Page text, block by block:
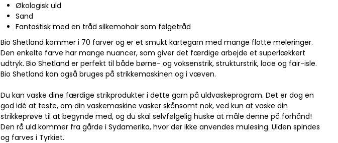
Økologisk uld
Sand
Fantastisk med en tråd silkemohair som følgetråd
Bio Shetland kommer i 70 farver og er et smukt kartegarn med mange flotte meleringer.
Den enkelte farve har mange nuancer, som giver det færdige arbejde et superlækkert
udtryk. Bio Shetland er perfekt til både børne- og voksenstrik, strukturstrik, lace og fair-isle.
Bio Shetland kan også bruges på strikkemaskinen og i væven.
Du kan vaske dine færdige strikprodukter i dette garn på uldvaskeprogram. Det er dog en
god idé at teste, om din vaskemaskine vasker skånsomt nok, ved kun at vaske din
strikkeprøve til at begynde med, og du skal selvfølgelig huske at måle denne på forhånd!
Den rå uld kommer fra gårde i Sydamerika, hvor der ikke anvendes mulesing. Ulden spindes
og farves i Tyrkiet.